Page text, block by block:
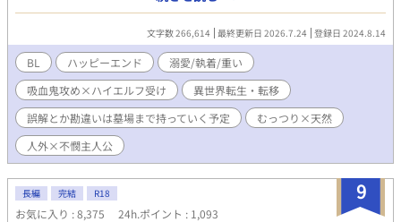
って誰も自分を知らない世界で生きてみたい』 そう思いながらゆ
らりゆらり。 そして気が付くと、そこは海辺ではなく鬱蒼と木々
の生い茂った深い森の中の湖の畔。 唐突に、何の使命も意味もな
く異世界転移してしまった僕は、誰一人知り合いのいない、しが
らみのないこの世界で第二の人生を生きていくことになる。 ※突
発的に書くのでどのくらいで終わるのか未定です。たぶん短いで
す。 魔法あり、近代科学っぽいモノも存在します。 いろんな種族
がいて、男女とも存在し異種婚姻や同性同士の婚姻も普通。同性
同士の場合は魔法薬で子供が出来ます。諸々は本文で説明予定。
※Ｒ回はだいぶ後の予定です。もしかしたら短編じゃ終わらない
かも。→ちょっと終わらないので長編に切り替えます。スミマセ
ン。
文字数 266,614 最終更新日 2026.7.24 登録日 2024.8.14
BL ハッピーエンド
溺愛/執着/重い
吸血鬼攻め×ハイエルフ受け
異世界転生・転移
誤解とか勘違いは墓場まで持っていく予定
むっつり×天然
人外×不憫主人公
9
長編 完結 R18
お気に入り : 8,375 24h.ポイント : 1,093